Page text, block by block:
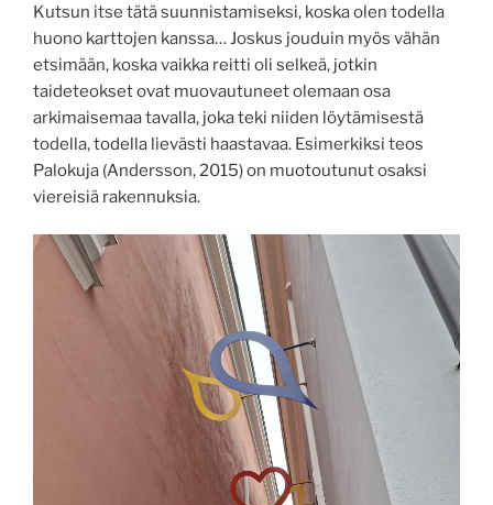
Kutsun itse tätä suunnistamiseksi, koska olen todella
huono karttojen kanssa… Joskus jouduin myös vähän
etsimään, koska vaikka reitti oli selkeä, jotkin
taideteokset ovat muovautuneet olemaan osa
arkimaisemaa tavalla, joka teki niiden löytämisestä
todella, todella lievästi haastavaa. Esimerkiksi teos
Palokuja (Andersson, 2015) on muotoutunut osaksi
viereisiä rakennuksia.